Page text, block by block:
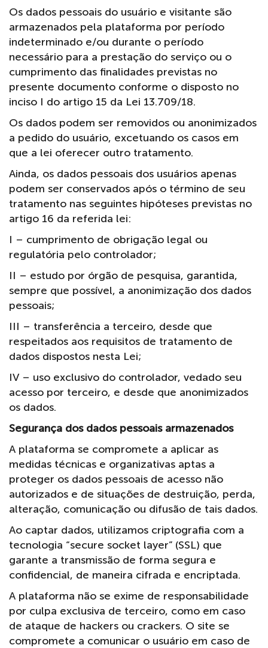
Os dados pessoais do usuário e visitante são
armazenados pela plataforma por período
indeterminado e/ou durante o período
necessário para a prestação do serviço ou o
cumprimento das finalidades previstas no
presente documento conforme o disposto no
inciso I do artigo 15 da Lei 13.709/18.
Os dados podem ser removidos ou anonimizados
a pedido do usuário, excetuando os casos em
que a lei oferecer outro tratamento.
Ainda, os dados pessoais dos usuários apenas
podem ser conservados após o término de seu
tratamento nas seguintes hipóteses previstas no
artigo 16 da referida lei:
I – cumprimento de obrigação legal ou
regulatória pelo controlador;
II – estudo por órgão de pesquisa, garantida,
sempre que possível, a anonimização dos dados
pessoais;
III – transferência a terceiro, desde que
respeitados aos requisitos de tratamento de
dados dispostos nesta Lei;
IV – uso exclusivo do controlador, vedado seu
acesso por terceiro, e desde que anonimizados
os dados.
Segurança dos dados pessoais armazenados
A plataforma se compromete a aplicar as
medidas técnicas e organizativas aptas a
proteger os dados pessoais de acesso não
autorizados e de situações de destruição, perda,
alteração, comunicação ou difusão de tais dados.
Ao captar dados, utilizamos criptografia com a
tecnologia “secure socket layer” (SSL) que
garante a transmissão de forma segura e
confidencial, de maneira cifrada e encriptada.
A plataforma não se exime de responsabilidade
por culpa exclusiva de terceiro, como em caso
de ataque de hackers ou crackers. O site se
compromete a comunicar o usuário em caso de